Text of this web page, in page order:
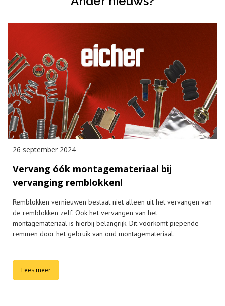
26 september 2024
Vervang óók montagemateriaal bij
vervanging remblokken!
Remblokken vernieuwen bestaat niet alleen uit het vervangen van
de remblokken zelf. Ook het vervangen van het
montagemateriaal is hierbij belangrijk. Dit voorkomt piepende
remmen door het gebruik van oud montagemateriaal.
Lees meer